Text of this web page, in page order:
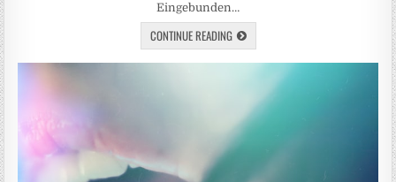
Eingebunden…
CONTINUE READING